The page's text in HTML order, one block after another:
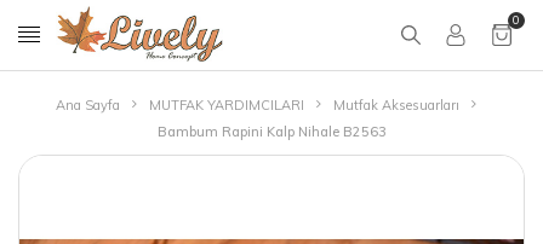
0
Ana Sayfa MUTFAK YARDIMCILARI
Mutfak Aksesuarları
Bambum Rapini Kalp Nihale B2563